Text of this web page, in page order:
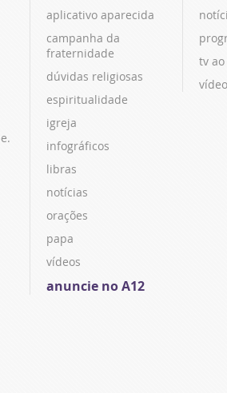
aplicativo aparecida
campanha da
fraternidade
dúvidas religiosas
espiritualidade
igreja
infográficos
libras
notícias
orações
papa
vídeos
anuncie no A12
tv